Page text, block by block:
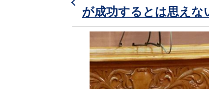
が成功するとは思えな